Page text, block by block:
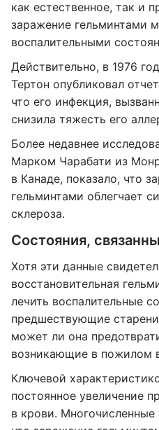
как естественное, так и
заражение гельминтами
воспалительными
Действительно, в 1976
Тертон опубликовал
что его инфекция,
снизила тяжесть его
Более недавнее
Марком Чарабати из
в Канаде, показало, что
гельминтами облегчает
склероза.
Состояния,
Хотя эти данные
восстановительная
лечить воспалительные
предшествующие
может ли она
возникающие в пожилом
Ключевой
постоянное увеличение
в крови.